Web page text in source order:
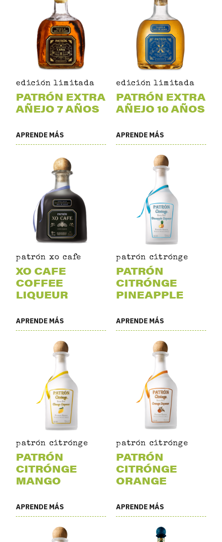
edición limitada
PATRÓN EXTRA
AÑEJO 7 AÑOS
APRENDE MÁS
edición limitada
PATRÓN EXTRA
AÑEJO 10 AÑOS
APRENDE MÁS
patrón xo cafe
XO CAFE
COFFEE
LIQUEUR
APRENDE MÁS
patrón citrónge
PATRÓN
CITRÓNGE
PINEAPPLE
APRENDE MÁS
patrón citrónge
PATRÓN
CITRÓNGE
MANGO
APRENDE MÁS
patrón citrónge
PATRÓN
CITRÓNGE
ORANGE
APRENDE MÁS